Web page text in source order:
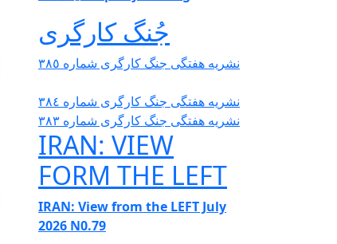
جُنگ کارگری
نشریە هفتگی جنگ کارگری شمارە ٣٨٥
نشریە هفتگی جنگ کارگری شمارە ٣٨٤
نشریە هفتگی جنگ کارگری شمارە ٣٨٣
IRAN: VIEW
FORM THE LEFT
IRAN: View from the LEFT July
2026 N0.79